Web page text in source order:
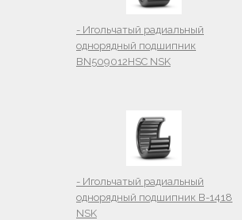
- Игольчатый радиальный
однорядный подшипник
BN509012HSC NSK
- Игольчатый радиальный
однорядный подшипник B-1418
NSK